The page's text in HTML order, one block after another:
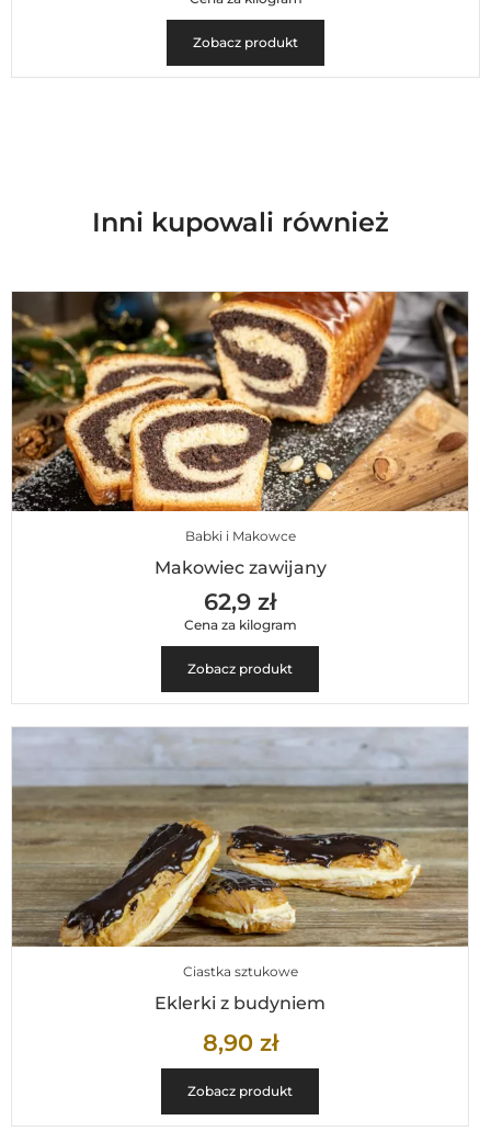
Zobacz produkt
Inni kupowali również
Babki i Makowce
Makowiec zawijany
62,9 zł
Cena za kilogram
Zobacz produkt
Ciastka sztukowe
Eklerki z budyniem
8,90 zł
Zobacz produkt